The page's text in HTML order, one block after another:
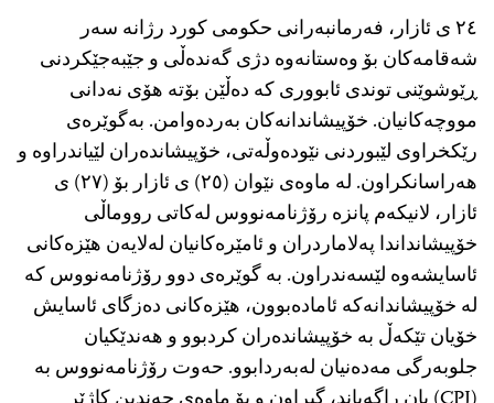
٢٤ ی ئازار، فه‌رمانبه‌رانی حكومی كورد رژانه‌ سه‌ر
شه‌قامه‌كان بۆ وه‌ستانه‌وه‌ دژی گه‌نده‌ڵی و جێبه‌جێكردنی
ڕێوشوێنی توندی ئابووری كه‌ ده‌ڵێن بۆته‌ هۆی نه‌دانی
مووچه‌كانیان. خۆپیشاندانه‌كان به‌رده‌وامن. به‌گوێره‌ی
رێكخراوی لێبوردنی نێوده‌وڵه‌تی، خۆپیشانده‌ران لێیاندراوه‌ و
هه‌راسانكراون. له‌ ماوه‌ی نێوان (٢٥) ی ئازار بۆ (٢٧) ی
ئازار، لانیكه‌م پانزه‌ رۆژنامه‌نووس له‌كاتی رووماڵی
خۆپیشانداندا په‌لاماردران و ئامێره‌كانیان له‌لایه‌ن هێزه‌كانی
ئاسایشه‌وه‌ لێسه‌ندراون. به‌ گوێره‌ی دوو رۆژنامه‌نووس كه‌
له‌ خۆپیشاندانه‌كه‌ ئاماده‌بوون، هێزه‌كانی ده‌زگای‌ ئاسایش
خۆیان تێكه‌ڵ به‌ خۆپیشانده‌ران كردبوو و هه‌ندێكیان
جلوبه‌رگی مه‌ده‌نیان له‌به‌ردابوو. حه‌وت رۆژنامه‌نووس به